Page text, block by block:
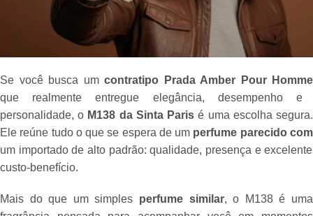
Se você busca um contratipo Prada Amber Pour Homme
que realmente entregue elegância, desempenho e
personalidade, o M138 da Sinta Paris é uma escolha segura.
Ele reúne tudo o que se espera de um perfume parecido com
um importado de alto padrão: qualidade, presença e excelente
custo-benefício.
Mais do que um simples perfume similar, o M138 é uma